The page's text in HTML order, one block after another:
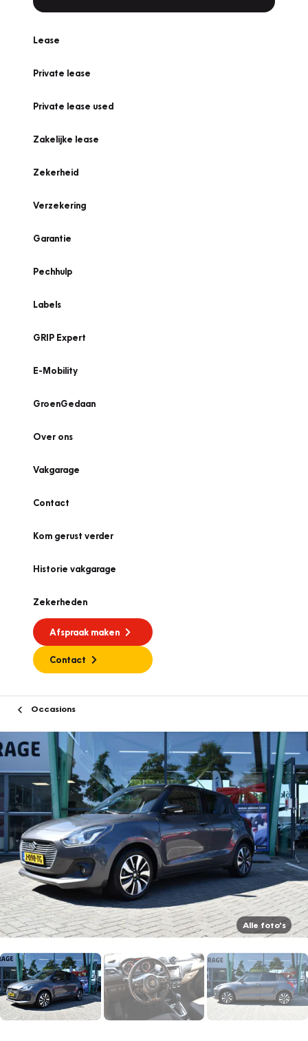
Lease
Private lease
Private lease used
Zakelijke lease
Zekerheid
Verzekering
Garantie
Pechhulp
Labels
GRIP Expert
E-Mobility
GroenGedaan
Over ons
Vakgarage
Contact
Kom gerust verder
Historie vakgarage
Zekerheden
Afspraak maken
Contact
Occasions
Alle foto's